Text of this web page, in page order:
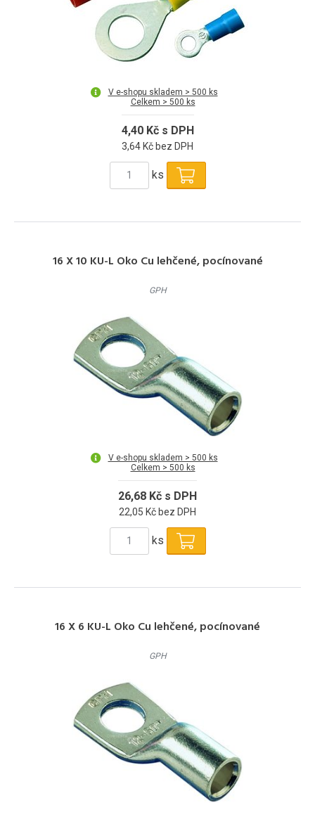
V e-shopu skladem > 500 ks
Celkem > 500 ks
4,40 Kč s DPH
3,64 Kč bez DPH
ks
16 X 10 KU-L Oko Cu lehčené, pocínované
GPH
V e-shopu skladem > 500 ks
Celkem > 500 ks
26,68 Kč s DPH
22,05 Kč bez DPH
ks
16 X 6 KU-L Oko Cu lehčené, pocínované
GPH